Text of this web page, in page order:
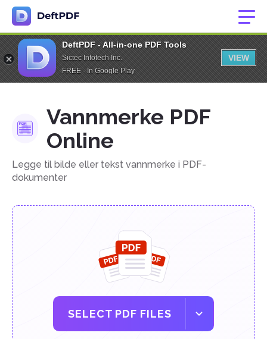
DeftPDF - All-in-one PDF Tools
Sictec Infotech Inc.
FREE - In Google Play
VIEW
Vannmerke PDF
Online
Legge til bilde eller tekst vannmerke i PDF-
dokumenter
SELECT PDF FILES